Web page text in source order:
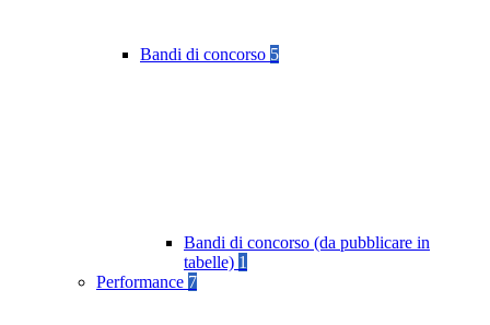
Bandi di concorso 5
Bandi di concorso (da pubblicare in
tabelle) 1
Performance 7